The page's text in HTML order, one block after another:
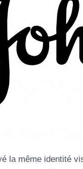
la même identité